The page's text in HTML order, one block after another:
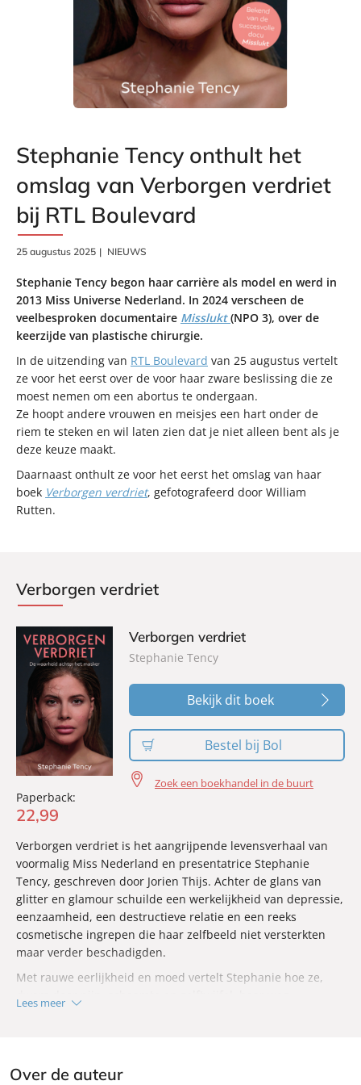
Stephanie Tency onthult het
omslag van Verborgen verdriet
bij RTL Boulevard
25 augustus 2025 NIEUWS
Stephanie Tency begon haar carrière als model en werd in
2013 Miss Universe Nederland. In 2024 verscheen de
veelbesproken documentaire Misslukt(NPO 3), over de
keerzijde van plastische chirurgie.
In de uitzending van RTL Boulevard van 25 augustus vertelt
ze voor het eerst over de voor haar zware beslissing die ze
moest nemen om een abortus te ondergaan.
Ze hoopt andere vrouwen en meisjes een hart onder de
riem te steken en wil laten zien dat je niet alleen bent als je
deze keuze maakt.
Daarnaast onthult ze voor het eerst het omslag van haar
boek Verborgen verdriet, gefotografeerd door William
Rutten.
Verborgen verdriet
Paperback:
22,99
Verborgen verdriet
Stephanie Tency
Bekijk dit boek
Bestel bij Bol
Zoek een boekhandel in de buurt
Verborgen verdriet is het aangrijpende levensverhaal van
voormalig Miss Nederland en presentatrice Stephanie
Tency, geschreven door Jorien Thijs. Achter de glans van
glitter en glamour schuilde een werkelijkheid van depressie,
eenzaamheid, een destructieve relatie en een reeks
cosmetische ingrepen die haar zelfbeeld niet versterkten
maar verder beschadigden.
Met rauwe eerlijkheid en moed vertelt Stephanie hoe ze,
schuilgaan die hun eigen verhaal vertellen. Een indringend
Lees meer
Over de auteur